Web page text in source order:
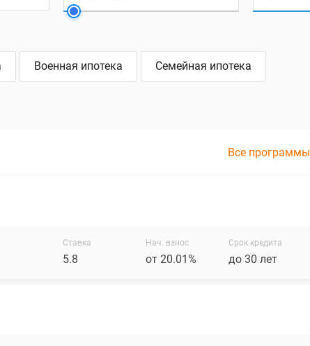
Военная ипотека Семейная ипотека
Все программы
Ставка
5.8
Нач. взнос
от 20.01%
Срок кредита
до 30 лет